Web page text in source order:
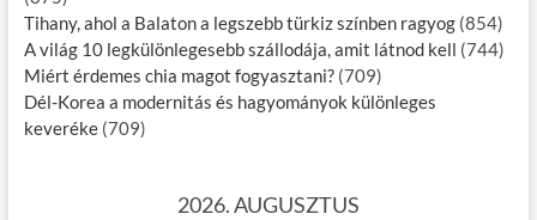
Tihany, ahol a Balaton a legszebb türkiz színben ragyog (854)
A világ 10 legkülönlegesebb szállodája, amit látnod kell (744)
Miért érdemes chia magot fogyasztani? (709)
Dél-Korea a modernitás és hagyományok különleges
keveréke (709)
2026. AUGUSZTUS